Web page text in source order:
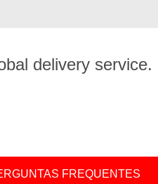
delivery service.
FREQUENTES